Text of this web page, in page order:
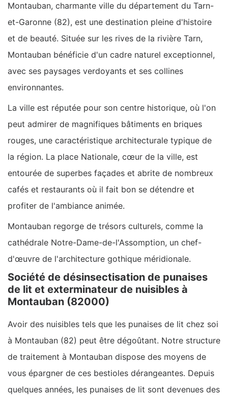
Montauban, charmante ville du département du Tarn-
et-Garonne (82), est une destination pleine d'histoire
et de beauté. Située sur les rives de la rivière Tarn,
Montauban bénéficie d'un cadre naturel exceptionnel,
avec ses paysages verdoyants et ses collines
environnantes.
La ville est réputée pour son centre historique, où l'on
peut admirer de magnifiques bâtiments en briques
rouges, une caractéristique architecturale typique de
la région. La place Nationale, cœur de la ville, est
entourée de superbes façades et abrite de nombreux
cafés et restaurants où il fait bon se détendre et
profiter de l'ambiance animée.
Montauban regorge de trésors culturels, comme la
cathédrale Notre-Dame-de-l'Assomption, un chef-
d'œuvre de l'architecture gothique méridionale.
Société de désinsectisation de punaises
de lit et exterminateur de nuisibles à
Montauban (82000)
Avoir des nuisibles tels que les punaises de lit chez soi
à Montauban (82) peut être dégoûtant. Notre structure
de traitement à Montauban dispose des moyens de
vous épargner de ces bestioles dérangeantes. Depuis
quelques années, les punaises de lit sont devenues des